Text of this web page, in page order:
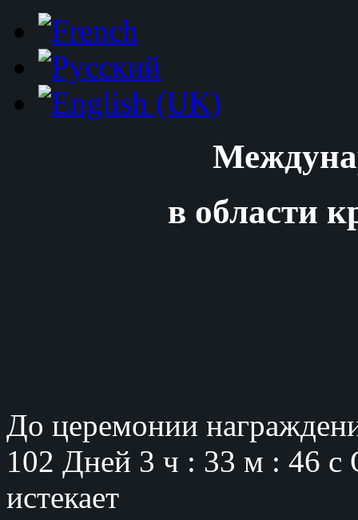
в области
До церемонии
102 Дней 3 ч : 33 м : 45 с
истекает